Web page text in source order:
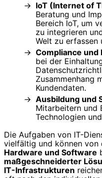
IoT (Internet of
Beratung und
Bereich IoT, um
zu integrieren
Welt zu erfassen
Compliance und
bei der
Zusammenhang
Kundendaten.
Ausbildung und
Mitarbeitern und
Technologien
Die Aufgaben von IT-
vielfältig und können von
Hardware und Software
maßgeschneiderter
IT-Infrastrukturen